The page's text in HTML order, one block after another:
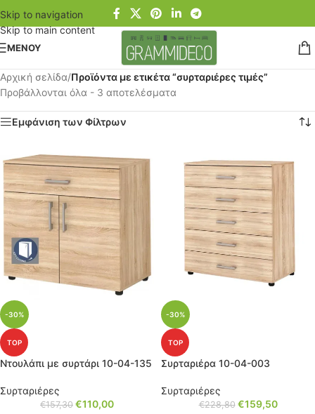
Skip to navigation
Skip to main content
ΜΕΝΟΥ
Αρχική σελίδα/Προϊόντα με ετικέτα “συρταριέρες τιμές”
Προβάλλονται όλα - 3 αποτελέσματα
Εμφάνιση των Φίλτρων
-30%
TOP
Ντουλάπι με συρτάρι 10-04-135
Συρταριέρες
€157,30 €110,00
-30%
TOP
Συρταριέρα 10-04-003
Συρταριέρες
€228,80 €159,50